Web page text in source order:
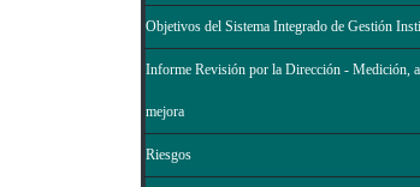
Objetivos del Sistema Integrado de Gestión
Informe Revisión por la Dirección - Medición,
mejora
Riesgos